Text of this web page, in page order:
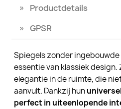
Productdetails
GPSR
Spiegels zonder
essentie van klassiek
elegantie in de ruimte, die
aanvult. Dankzij hun
perfect in uiteenlopende